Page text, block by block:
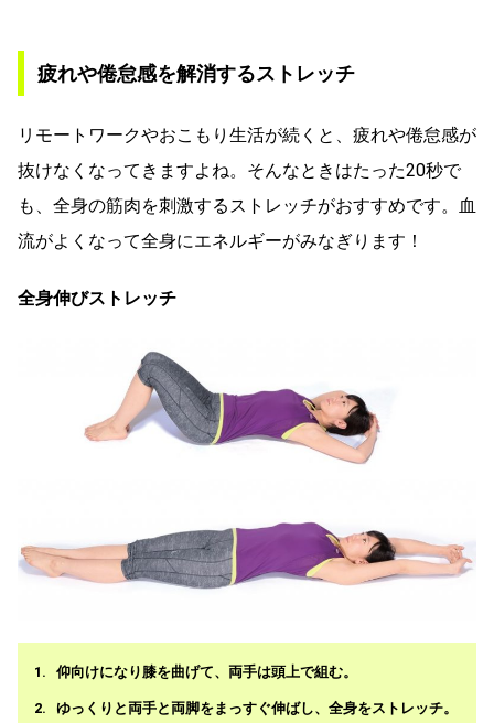
疲れや倦怠感を解消するストレッチ
リモートワークやおこもり生活が続くと、疲れや倦怠感が
抜けなくなってきますよね。そんなときはたった20秒で
も、全身の筋肉を刺激するストレッチがおすすめです。血
流がよくなって全身にエネルギーがみなぎります！
全身伸びストレッチ
仰向けになり膝を曲げて、両手は頭上で組む。
ゆっくりと両手と両脚をまっすぐ伸ばし、全身をストレッチ。